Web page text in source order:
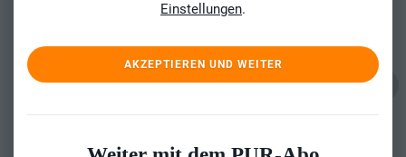
Einstellungen.
AKZEPTIEREN UND WEITER